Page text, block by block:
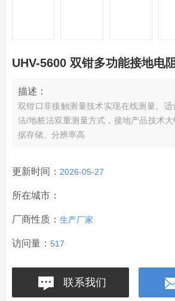
UHV-5600 双钳多功能接地电
描述：
双钳口非接触测量技术实现在线测量、
法/地桩法双重测量方式，接地产品技术
据存储、分辨率高
更新时间： 2026-05-27
所在城市：
厂商性质： 生产厂家
访问量： 517
联系我们